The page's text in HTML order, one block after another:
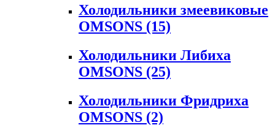
Холодильники змеевиковые
OMSONS (15)
Холодильники Либиха
OMSONS (25)
Холодильники Фридриха
OMSONS (2)